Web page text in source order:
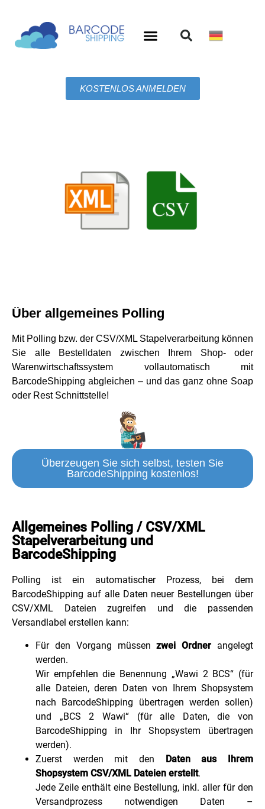
KOSTENLOS ANMELDEN
Über allgemeines Polling
Mit Polling bzw. der CSV/XML Stapelverarbeitung können
Sie alle Bestelldaten zwischen Ihrem Shop- oder
Warenwirtschaftssystem vollautomatisch mit
BarcodeShipping abgleichen – und das ganz ohne Soap
oder Rest Schnittstelle!
Überzeugen Sie sich selbst, testen Sie
BarcodeShipping kostenlos!
Allgemeines Polling / CSV/XML
Stapelverarbeitung und
BarcodeShipping
Polling ist ein automatischer Prozess, bei dem
BarcodeShipping auf alle Daten neuer Bestellungen über
CSV/XML Dateien zugreifen und die passenden
Versandlabel erstellen kann:
Für den Vorgang müssenzwei Ordner angelegt
werden.
Wir empfehlen die Benennung „Wawi 2 BCS“ (für
alle Dateien, deren Daten von Ihrem Shopsystem
nach BarcodeShipping übertragen werden sollen)
und „BCS 2 Wawi“ (für alle Daten, die von
BarcodeShipping in Ihr Shopsystem übertragen
werden).
Zuerst werden mit den Daten aus Ihrem
Shopsystem CSV/XML Dateien erstellt.
Jede Zeile enthält eine Bestellung, inkl. aller für den
Versandprozess notwendigen Daten –